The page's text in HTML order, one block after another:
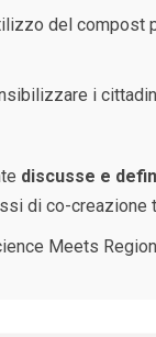
del compost
i
discusse e
di co-
Meets